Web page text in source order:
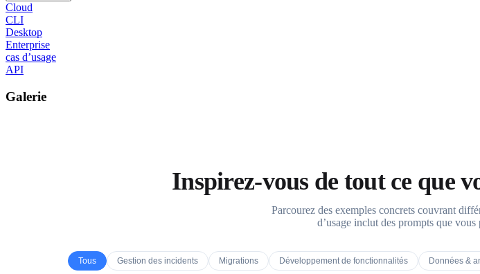
Cloud
CLI
Desktop
Enterprise
cas d’usage
API
Galerie
Inspirez-vous de tout ce que
Parcourez des exemples concrets couvrant
d’usage inclut des prompts que
Tous Gestion des incidents Migrations Développement de fonctionnalités Données &